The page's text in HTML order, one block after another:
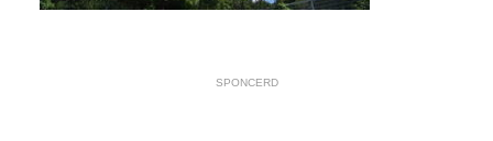
SPONCERD